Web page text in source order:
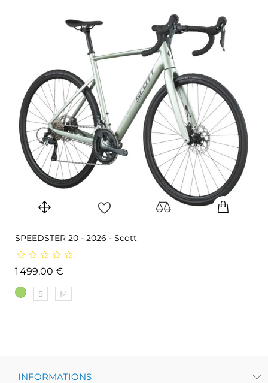
SPEEDSTER 20 - 2026 - Scott
1 499,00 €
S M
INFORMATIONS